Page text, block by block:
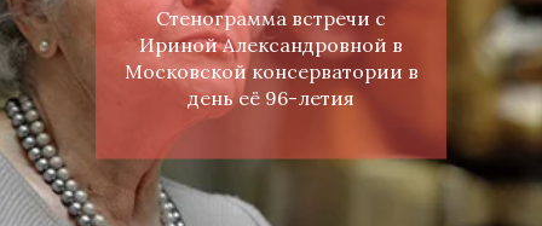
Стенограмма встречи с
Ириной Александровной в
Московской консерватории в
день её 96-летия